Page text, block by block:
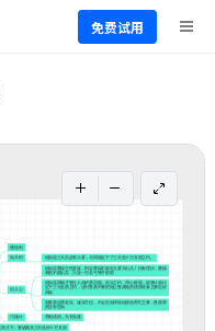
免费试用